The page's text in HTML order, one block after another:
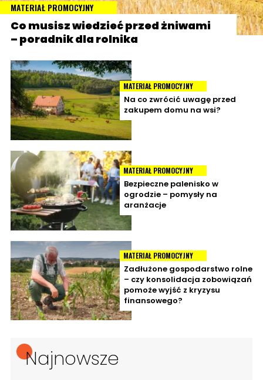
MATERIAŁ PROMOCYJNY
Co musisz wiedzieć przed żniwami
– poradnik dla rolnika
MATERIAŁ PROMOCYJNY
Na co zwrócić uwagę przed
zakupem domu na wsi?
MATERIAŁ PROMOCYJNY
Bezpieczne palenisko w
ogrodzie – pomysły na
aranżacje
MATERIAŁ PROMOCYJNY
Zadłużone gospodarstwo rolne
– czy konsolidacja zobowiązań
pomoże wyjść z kryzysu
finansowego?
Najnowsze